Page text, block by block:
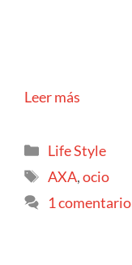
Leer más
Life Style
AXA,ocio
1 comentario